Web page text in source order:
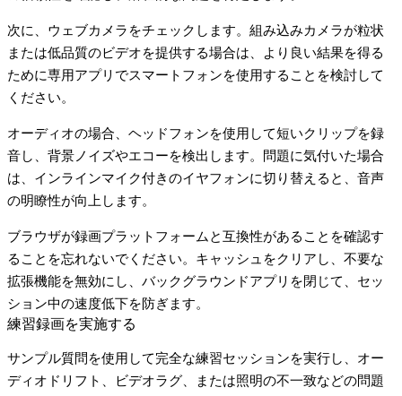
次に、ウェブカメラをチェックします。組み込みカメラが粒状
または低品質のビデオを提供する場合は、より良い結果を得る
ために専用アプリでスマートフォンを使用することを検討して
ください。
オーディオの場合、ヘッドフォンを使用して短いクリップを録
音し、背景ノイズやエコーを検出します。問題に気付いた場合
は、インラインマイク付きのイヤフォンに切り替えると、音声
の明瞭性が向上します。
ブラウザが録画プラットフォームと互換性があることを確認す
ることを忘れないでください。キャッシュをクリアし、不要な
拡張機能を無効にし、バックグラウンドアプリを閉じて、セッ
ション中の速度低下を防ぎます。
練習録画を実施する
サンプル質問を使用して完全な練習セッションを実行し、オー
ディオドリフト、ビデオラグ、または照明の不一致などの問題